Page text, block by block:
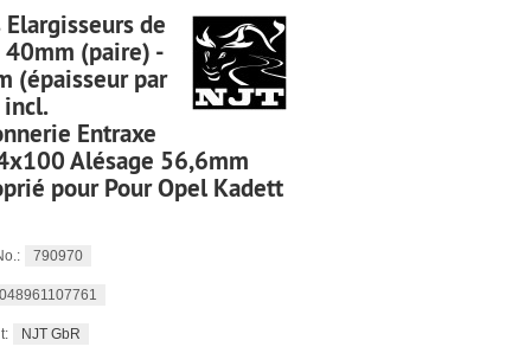
Elargisseurs de
(paire) -
(épaisseur par
Entraxe
Alésage 56,6mm
pour Pour Opel Kadett
790970
NJT GbR